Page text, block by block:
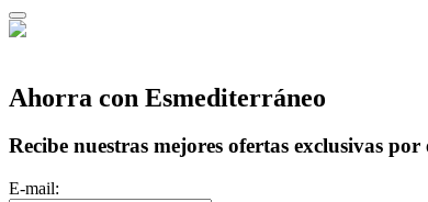
Ahorra con Esmediterráneo
Recibe nuestras mejores ofertas exclusivas por
E-mail: